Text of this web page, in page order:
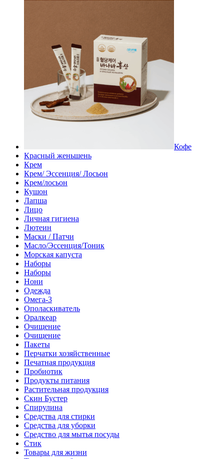
Кофе
Красный женьшень
Крем
Крем/ Эссенция/ Лосьон
Крем/лосьон
Кушон
Лапша
Лицо
Личная гигиена
Лютеин
Маски / Патчи
Масло/Эссенция/Тоник
Морская капуста
Наборы
Наборы
Нони
Одежда
Омега-3
Ополаскиватель
Оралкеар
Очищение
Очищение
Пакеты
Перчатки хозяйственные
Печатная продукция
Пробиотик
Продукты питания
Растительная продукция
Скин Бустер
Спирулина
Средства для стирки
Средства для уборки
Средство для мытья посуды
Стик
Товары для жизни